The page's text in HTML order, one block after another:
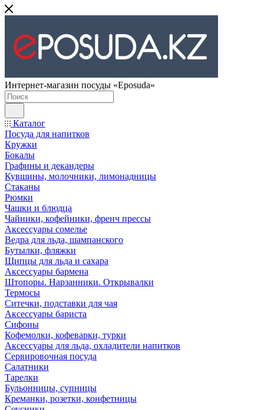
Интернет-магазин посуды «Eposuda»
Каталог
Посуда для напитков
Кружки
Бокалы
Графины и декандеры
Кувшины, молочники, лимонадницы
Стаканы
Рюмки
Чашки и блюдца
Чайники, кофейники, френч прессы
Аксессуары сомелье
Ведра для льда, шампанского
Бутылки, фляжки
Щипцы для льда и сахара
Аксессуары бармена
Штопоры. Нарзанники. Открывалки
Термосы
Ситечки, подставки для чая
Аксессуары бариста
Сифоны
Кофемолки, кофеварки, турки
Аксессуары для льда, охладители напитков
Сервировочная посуда
Салатники
Тарелки
Бульонницы, супницы
Креманки, розетки, конфетницы